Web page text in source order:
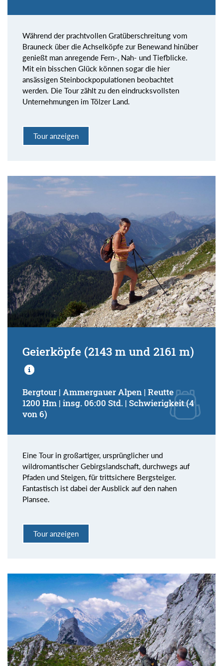
Während der prachtvollen Gratüberschreitung vom
Brauneck über die Achselköpfe zur Benewand hinüber
genießt man anregende Fern-, Nah- und Tiefblicke.
Mit ein bisschen Glück können sogar die hier
ansässigen Steinbockpopulationen beobachtet
werden. Die Tour zählt zu den eindrucksvollsten
Unternehmungen im Tölzer Land.
Tour anzeigen
Geierköpfe (2143 m und 2161 m)
Bergtour | Ammergauer Alpen | Reutte
1200 Hm | insg. 06:00 Std. | Schwierigkeit (4
von 6)
Eine Tour in großartiger, ursprünglicher und
wildromantischer Gebirgslandschaft, durchwegs auf
Pfaden und Steigen, für trittsichere Bergsteiger.
Fantastisch ist dabei der Ausblick auf den nahen
Plansee.
Tour anzeigen